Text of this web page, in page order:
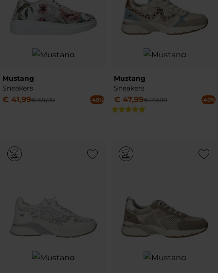
Mustang
Sneakers
€ 41,99€ 69,99 -40%
Mustang
Sneakers
€ 47,99€ 79,99 -40%
Add to Wishlist Add to